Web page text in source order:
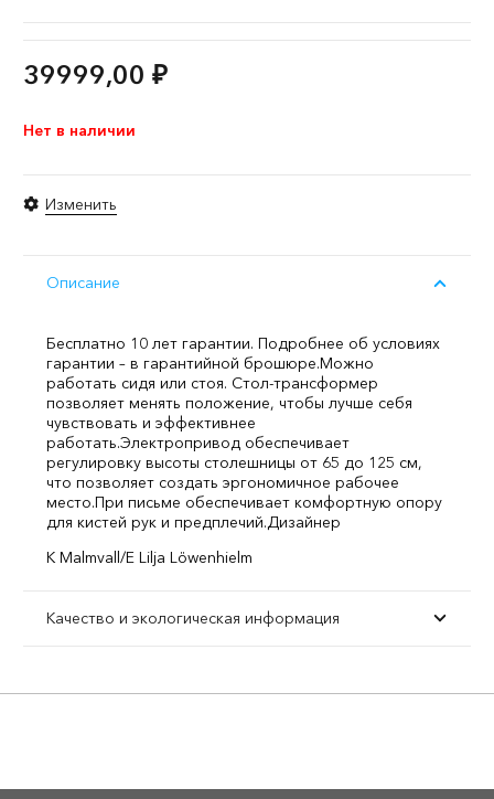
39999,00 ₽
Нет в наличии
Изменить
Описание
Бесплатно 10 лет гарантии. Подробнее об условиях
гарантии – в гарантийной брошюре.Можно
работать сидя или стоя. Стол-трансформер
позволяет менять положение, чтобы лучше себя
чувствовать и эффективнее
работать.Электропривод обеспечивает
регулировку высоты столешницы от 65 до 125 см,
что позволяет создать эргономичное рабочее
место.При письме обеспечивает комфортную опору
для кистей рук и предплечий.Дизайнер
K Malmvall/E Lilja Löwenhielm
Качество и экологическая информация